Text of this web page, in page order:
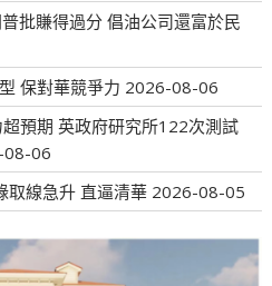
批賺得過分 倡油公司還富於民
保對華競爭力 2026-08-06
預期 英政府研究所122次測試
06
取線急升 直逼清華 2026-08-05